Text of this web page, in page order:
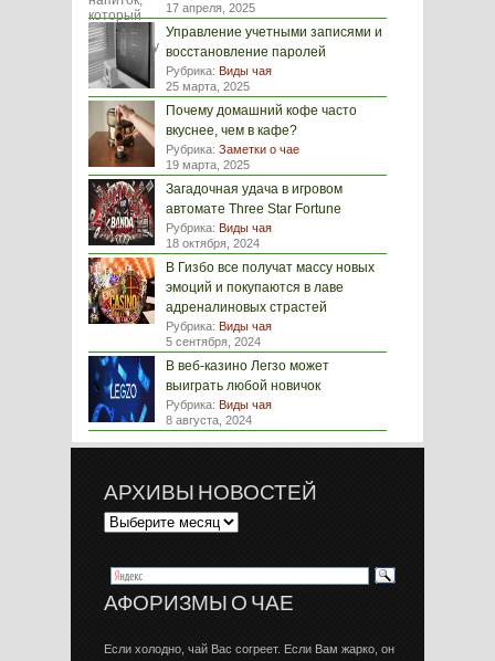
17 апреля, 2025
Управление учетными записями и
восстановление паролей
Рубрика: Виды чая
25 марта, 2025
Почему домашний кофе часто
вкуснее, чем в кафе?
Рубрика: Заметки о чае
19 марта, 2025
Загадочная удача в игровом
автомате Three Star Fortune
Рубрика: Виды чая
18 октября, 2024
В Гизбо все получат массу новых
эмоций и покупаются в лаве
адреналиновых страстей
Рубрика: Виды чая
5 сентября, 2024
В веб-казино Легзо может
выиграть любой новичок
Рубрика: Виды чая
8 августа, 2024
АРХИВЫ НОВОСТЕЙ
АФОРИЗМЫ О ЧАЕ
Если холодно, чай Вас согреет. Если Вам жарко, он